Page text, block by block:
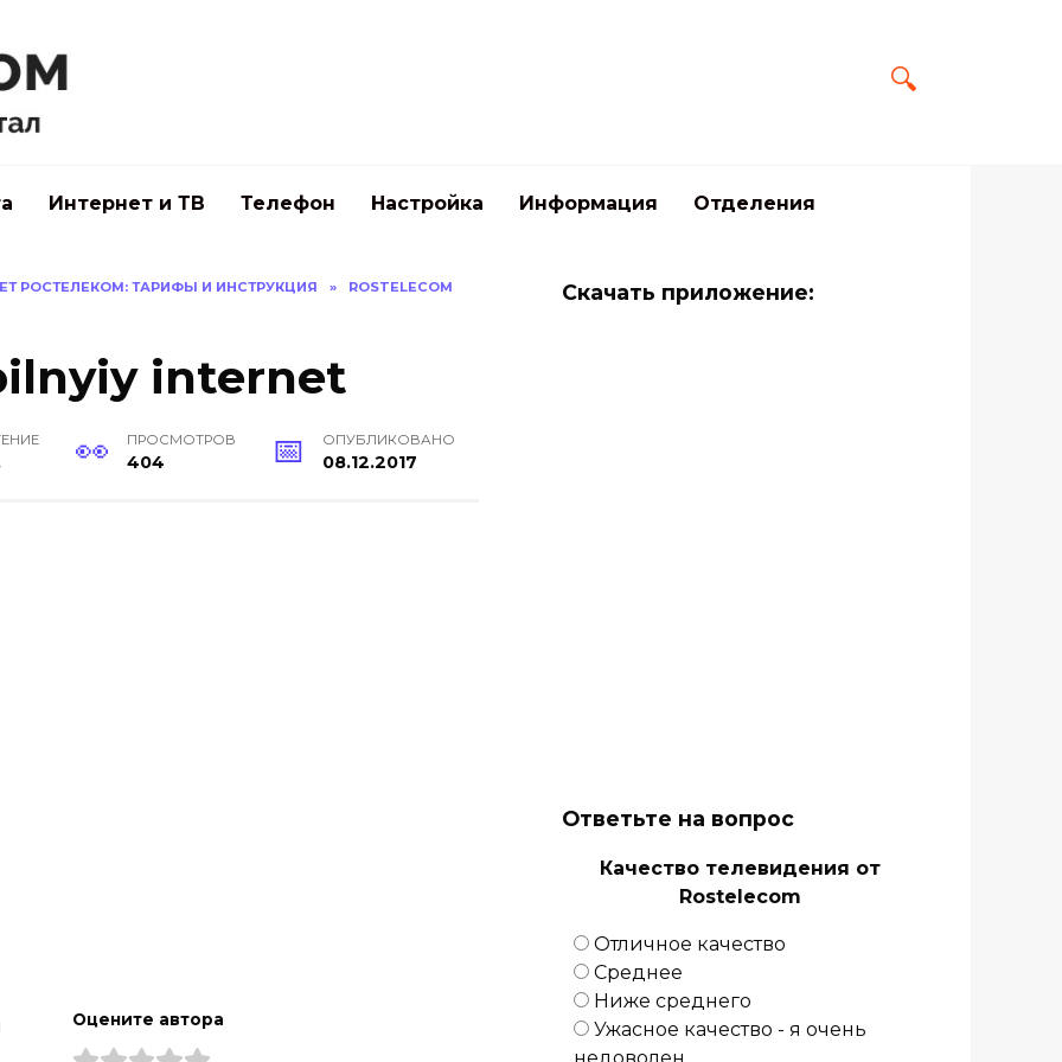
Интернет и ТВ Телефон Настройка Информация Отделения
РОСТЕЛЕКОМ: ТАРИФЫ И ИНСТРУКЦИЯ »
ROSTELECOM
internet
ПРОСМОТРОВ
404
ОПУБЛИКОВАНО
08.12.2017
Оцените автора
Скачать приложение:
Ответьте на вопрос
Качество телевидения от
Rostelecom
Отличное качество
Среднее
Ниже среднего
Ужасное качество - я очень